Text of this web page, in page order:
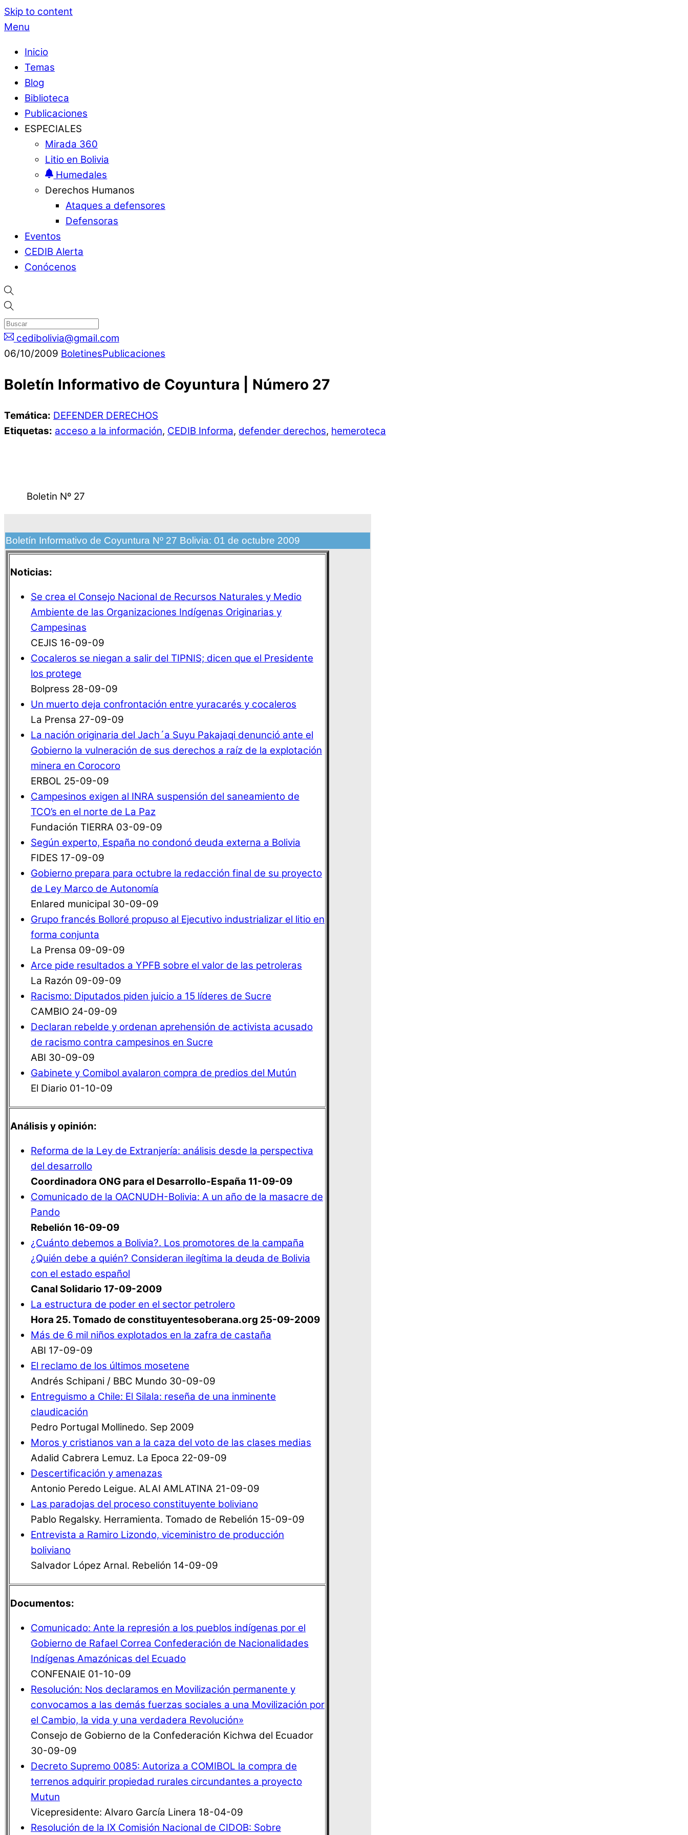
Skip to content
Menu
Inicio
Temas
Blog
Biblioteca
Publicaciones
ESPECIALES
Mirada 360
Litio en Bolivia
Humedales
Derechos Humanos
Ataques a defensores
Defensoras
Eventos
CEDIB Alerta
Conócenos
cedibolivia@gmail.com
06/10/2009 BoletinesPublicaciones
Boletín Informativo de Coyuntura | Número 27
Temática: DEFENDER DERECHOS
Etiquetas: acceso a la información, CEDIB Informa, defender derechos, hemeroteca
Boletin Nº 27
Boletín Informativo de Coyuntura Nº 27 Bolivia: 01 de octubre 2009
Noticias:
Se crea el Consejo Nacional de Recursos Naturales y Medio
Ambiente de las Organizaciones Indígenas Originarias y
Campesinas
CEJIS 16-09-09
Cocaleros se niegan a salir del TIPNIS; dicen que el Presidente
los protege
Bolpress 28-09-09
Un muerto deja confrontación entre yuracarés y cocaleros
La Prensa 27-09-09
La nación originaria del Jach´a Suyu Pakajaqi denunció ante el
Gobierno la vulneración de sus derechos a raíz de la explotación
minera en Corocoro
ERBOL 25-09-09
Campesinos exigen al INRA suspensión del saneamiento de
TCO’s en el norte de La Paz
Fundación TIERRA 03-09-09
Según experto, España no condonó deuda externa a Bolivia
FIDES 17-09-09
Gobierno prepara para octubre la redacción final de su proyecto
de Ley Marco de Autonomía
Enlared municipal 30-09-09
Grupo francés Bolloré propuso al Ejecutivo industrializar el litio en
forma conjunta
La Prensa 09-09-09
Arce pide resultados a YPFB sobre el valor de las petroleras
La Razón 09-09-09
Racismo: Diputados piden juicio a 15 líderes de Sucre
CAMBIO 24-09-09
Declaran rebelde y ordenan aprehensión de activista acusado
de racismo contra campesinos en Sucre
ABI 30-09-09
Gabinete y Comibol avalaron compra de predios del Mutún
El Diario 01-10-09
Análisis y opinión:
Reforma de la Ley de Extranjería: análisis desde la perspectiva
del desarrollo
Coordinadora ONG para el Desarrollo-España 11-09-09
Comunicado de la OACNUDH-Bolivia: A un año de la masacre de
Pando
Rebelión 16-09-09
¿Cuánto debemos a Bolivia?. Los promotores de la campaña
¿Quién debe a quién? Consideran ilegítima la deuda de Bolivia
con el estado español
Canal Solidario 17-09-2009
La estructura de poder en el sector petrolero
Hora 25. Tomado de constituyentesoberana.org 25-09-2009
Más de 6 mil niños explotados en la zafra de castaña
ABI 17-09-09
El reclamo de los últimos mosetene
Andrés Schipani / BBC Mundo 30-09-09
Entreguismo a Chile: El Silala: reseña de una inminente
claudicación
Pedro Portugal Mollinedo. Sep 2009
Moros y cristianos van a la caza del voto de las clases medias
Adalid Cabrera Lemuz. La Epoca 22-09-09
Descertificación y amenazas
Antonio Peredo Leigue. ALAI AMLATINA 21-09-09
Las paradojas del proceso constituyente boliviano
Pablo Regalsky. Herramienta. Tomado de Rebelión 15-09-09
Entrevista a Ramiro Lizondo, viceministro de producción
boliviano
Salvador López Arnal. Rebelión 14-09-09
Documentos:
Comunicado: Ante la represión a los pueblos indígenas por el
Gobierno de Rafael Correa Confederación de Nacionalidades
Indígenas Amazónicas del Ecuado
CONFENAIE 01-10-09
Resolución: Nos declaramos en Movilización permanente y
convocamos a las demás fuerzas sociales a una Movilización por
el Cambio, la vida y una verdadera Revolución»
Consejo de Gobierno de la Confederación Kichwa del Ecuador
30-09-09
Decreto Supremo 0085: Autoriza a COMIBOL la compra de
terrenos adquirir propiedad rurales circundantes a proyecto
Mutun
Vicepresidente: Alvaro García Linera 18-04-09
Resolución de la IX Comisión Nacional de CIDOB: Sobre